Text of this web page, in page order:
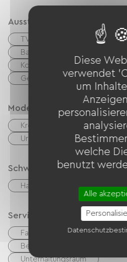
Ausstattung
TV
Babyausstattung
Kollektiver Wäschetrockner
Gemeinsame sanitäre
Modes de paiement
Kreditkarte Schecks
Urlaubsgutscheine (ANCV)
Schwimmbad
Hallenbad Beheiztes
Services
Fast Food Bar
Bettwäsche
Unterhaltungsraum
Diese
verwendet
um
welche
benutzt
Alle